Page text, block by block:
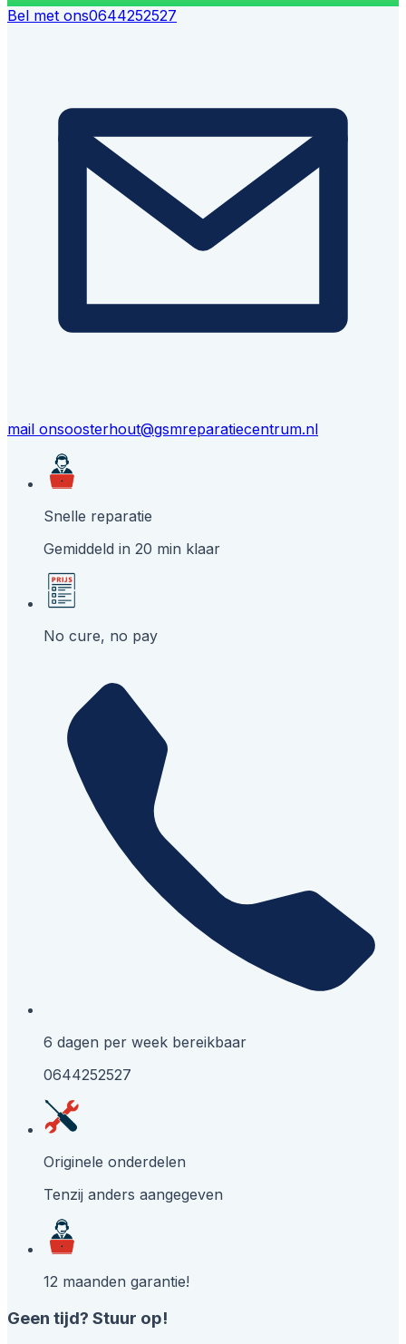
Bel met ons0644252527
mail onsoosterhout@gsmreparatiecentrum.nl
Snelle reparatie
Gemiddeld in 20 min klaar
No cure, no pay
6 dagen per week bereikbaar
0644252527
Originele onderdelen
Tenzij anders aangegeven
12 maanden garantie!
Geen tijd? Stuur op!